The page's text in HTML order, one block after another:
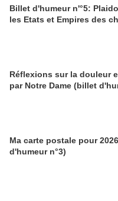
Billet d'humeur n'°5:
les Etats et Empires des
Réflexions sur la douleur
par Notre Dame (billet
Ma carte postale pour
d'humeur n°3)